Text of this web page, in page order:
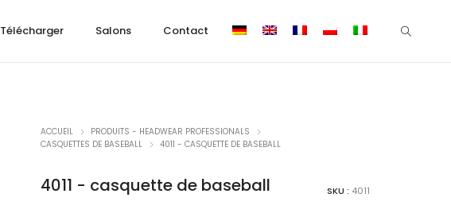
Télécharger Salons Contact
ACCUEIL
PRODUITS - HEADWEAR PROFESSIONALS
CASQUETTES DE BASEBALL
4011 - CASQUETTE DE BASEBALL
4011 - casquette de baseball SKU : 4011